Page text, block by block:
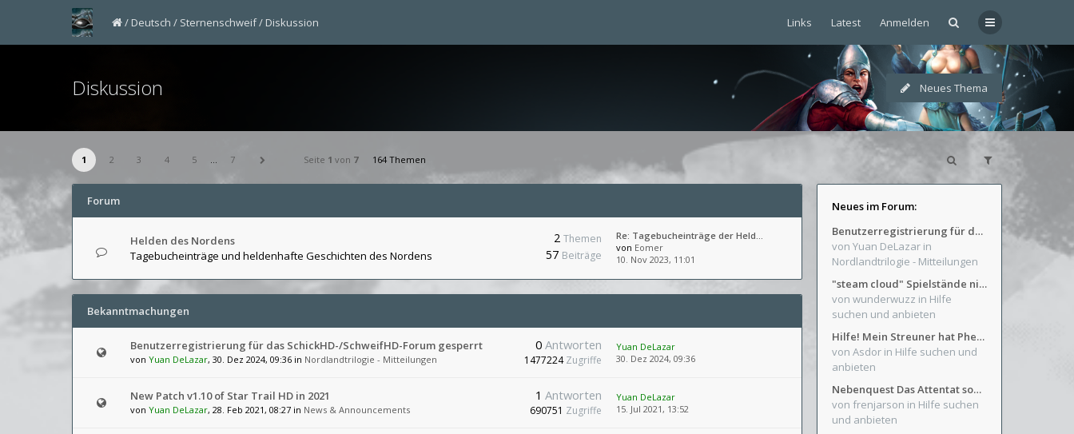
Links Latest Anmelden
Deutsch Sternenschweif Diskussion
Diskussion Neues Thema
1 2 3 4 5 … 7 Seite 1 von 7 164 Themen
Forum
Helden des Nordens
Tagebucheinträge und heldenhafte Geschichten des Nordens
2 Themen
57 Beiträge
Re: Tagebucheinträge der Held…
von Eomer
10. Nov 2023, 11:01
Bekanntmachungen
Benutzerregistrierung für das SchickHD-/SchweifHD-Forum gesperrt
von Yuan DeLazar, 30. Dez 2024, 09:36 in Nordlandtrilogie - Mitteilungen
0 Antworten
1477224Zugriffe
Yuan DeLazar
30. Dez 2024, 09:36
New Patch v1.10 of Star Trail HD in 2021
von Yuan DeLazar, 28. Feb 2021, 08:27 in News & Announcements
1 Antworten
690751 Zugriffe
Yuan DeLazar
15. Jul 2021, 13:52
Neues im Forum:
Benutzerregistrierung für das SchickHD-/SchweifHD-Forum gesperrt
von Yuan DeLazar in
Nordlandtrilogie - Mitteilungen
"steam cloud" Spielstände nicht verfügbar
von wunderwuzz in Hilfe
suchen und anbieten
Hilfe! Mein Streuner hat Phexens Gunst verloren...
von Asdor in Hilfe suchen und
anbieten
Nebenquest Das Attentat sowie Beilunker Reiter und zwei kleine Ausrüstungsfragen
von frenjarson in Hilfe suchen
und anbieten